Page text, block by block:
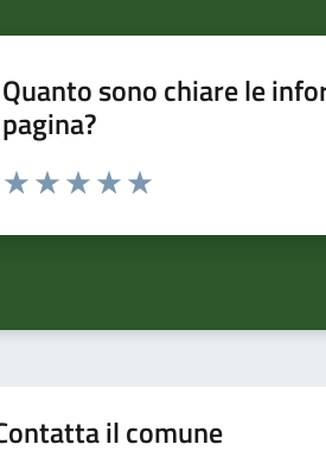
Quanto sono chiare le
pagina?
Valuta da 1 a 5 stelle la pagina
il comune